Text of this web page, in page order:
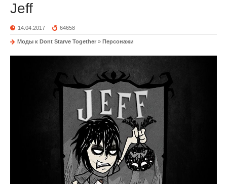
Jeff
14.04.2017 64658
Моды к Dont Starve Together » Персонажи